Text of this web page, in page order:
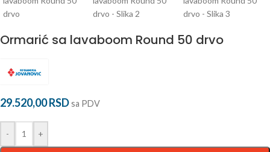
Ormarić sa lavaboom Round 50 drvo
29.520,00RSDsa PDV
- +